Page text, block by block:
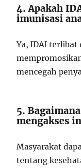
4. Apakah
imunisasi
Ya, IDAI terlibat
mencegah
5.
mengakses
Masyarakat
tentang